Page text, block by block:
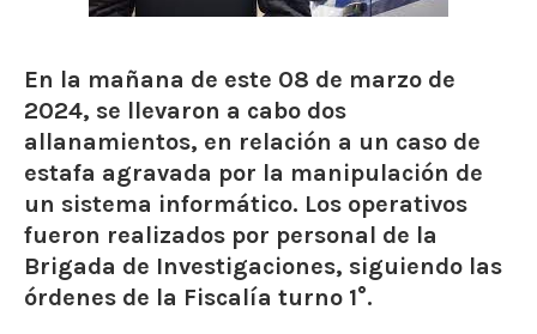
En la mañana de este 08 de marzo de
2024, se llevaron a cabo dos
allanamientos, en relación a un caso de
estafa agravada por la manipulación de
un sistema informático. Los operativos
fueron realizados por personal de la
Brigada de Investigaciones, siguiendo las
órdenes de la Fiscalía turno 1°.